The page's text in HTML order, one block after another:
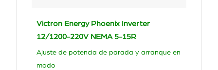
Victron Energy Phoenix Inverter
12/1200-220V NEMA 5-15R
Ajuste de potencia de parada y arranque en
modo